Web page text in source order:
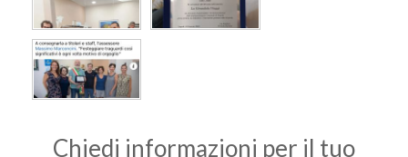
Chiedi informazioni per il tuo